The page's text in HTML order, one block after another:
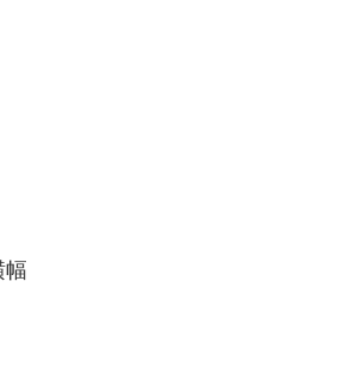
幅